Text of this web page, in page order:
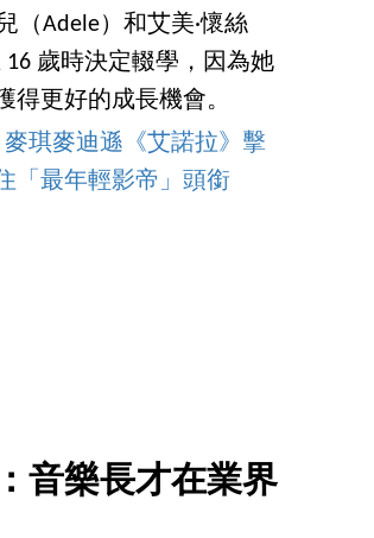
（Adele）和艾美·懷絲
16 歲時決定輟學，因為她
更好的成長機會。
琪麥迪遜《艾諾拉》擊
「最年輕影帝」頭銜
音樂長才在業界